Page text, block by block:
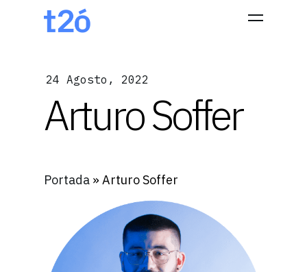
24 Agosto, 2022
Arturo Soffer
Portada » Arturo Soffer